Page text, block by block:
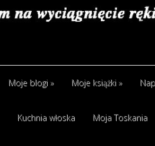
Moje blogi » Moje książki »
Kuchnia włoska Moja Toskania